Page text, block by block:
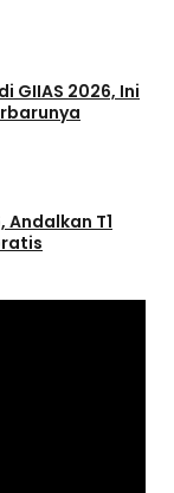
GIIAS 2026, Ini
Andalkan T1